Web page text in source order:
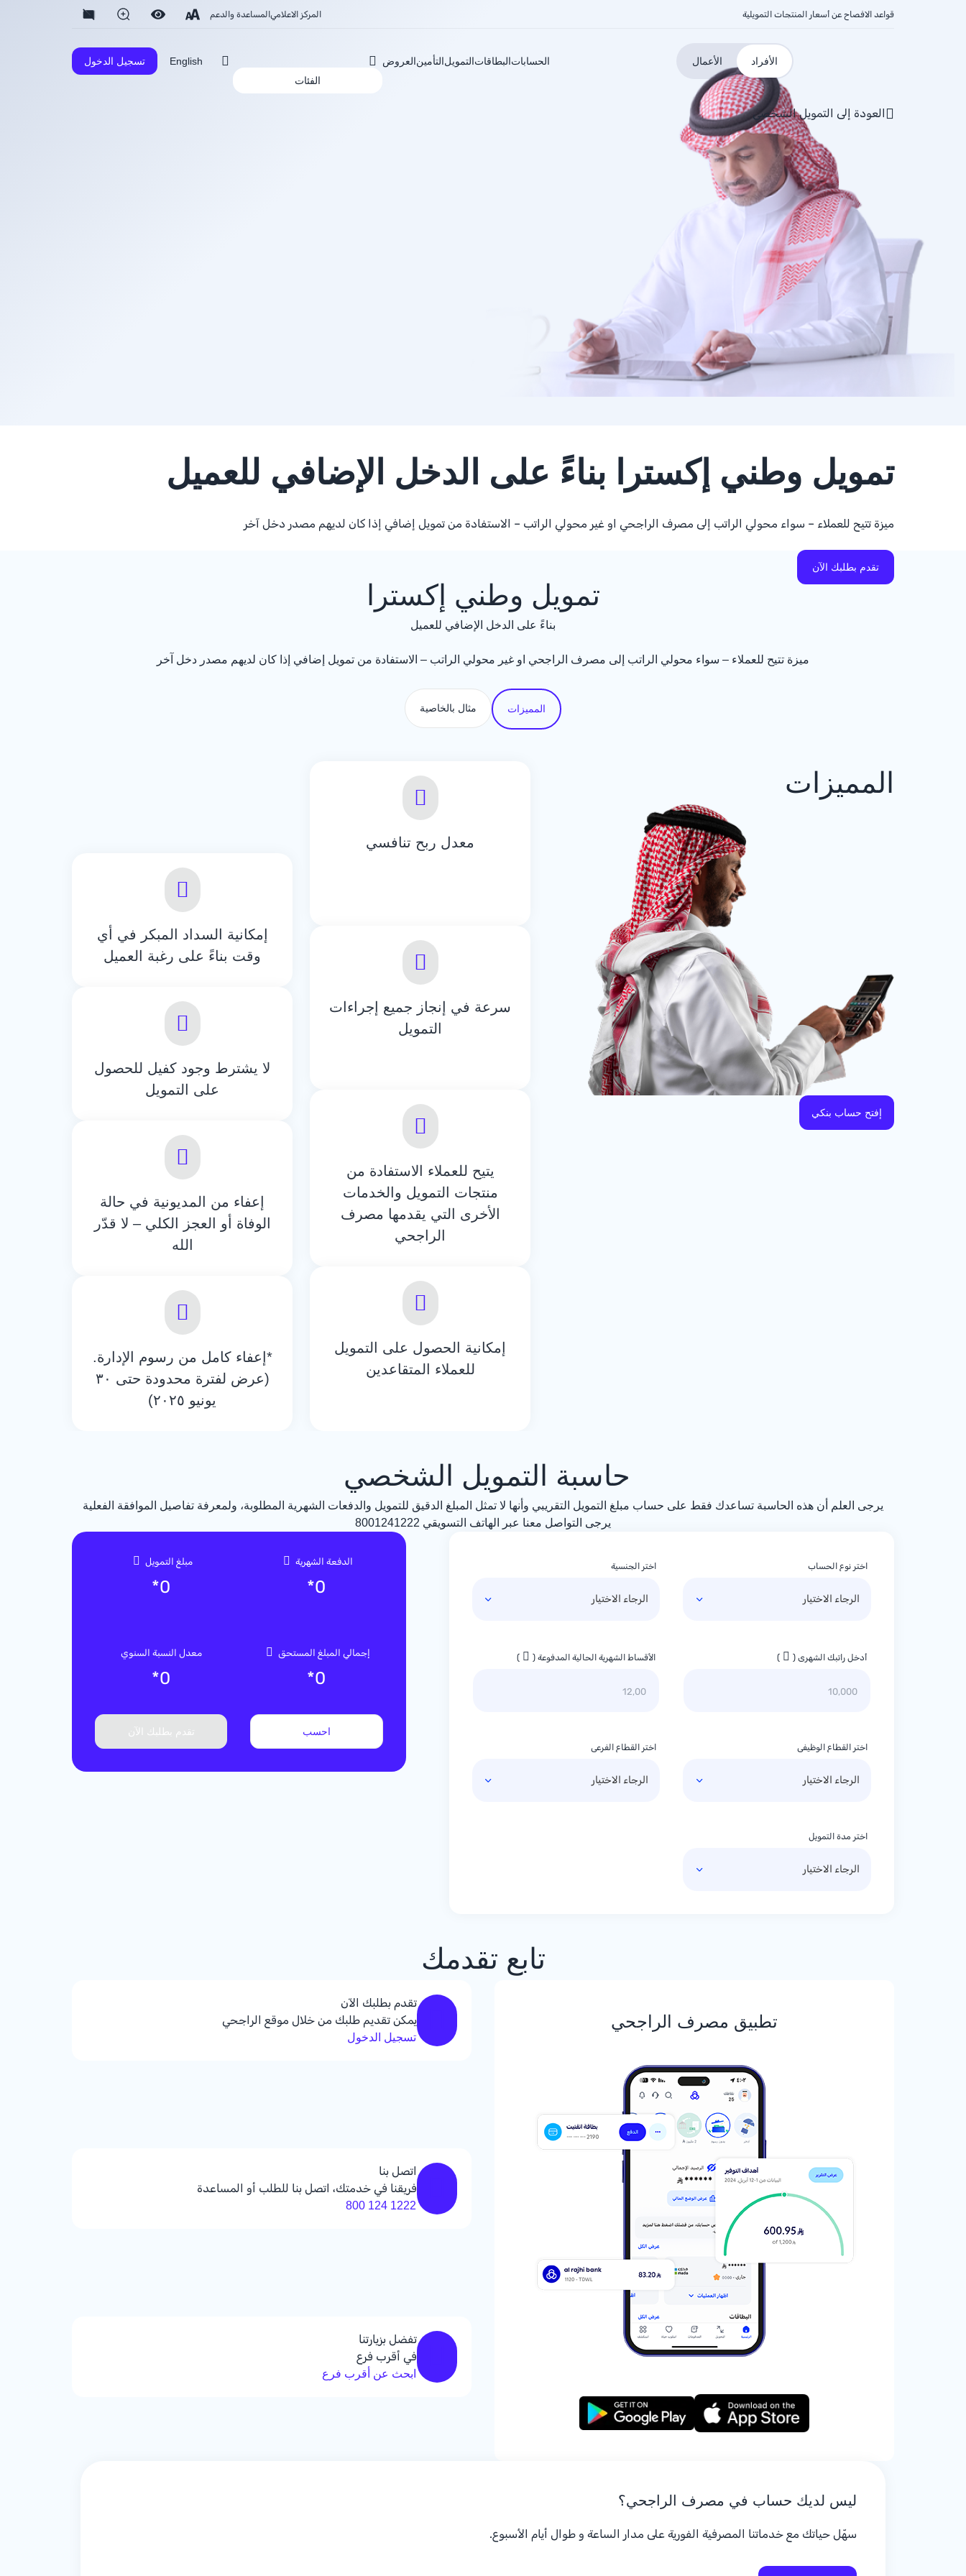
قواعد الافصاح عن أسعار المنتجات التمويلية المركز الاعلاميالمساعدة والدعم
الأفراد الأعمال الحساباتالبطاقاتالتمويلالتأمينالعروض
الفئات
English تسجيل الدخول
العودة إلى التمويل الشخصي
تمويل وطني إكسترا بناءً على الدخل الإضافي للعميل
ميزة تتيح للعملاء – سواء محولي الراتب إلى مصرف الراجحي او غير محولي الراتب – الاستفادة من تمويل إضافي إذا كان لديهم مصدر دخل آخر
تقدم بطلبك الآن
تمويل وطني إكسترا
بناءً على الدخل الإضافي للعميل
ميزة تتيح للعملاء – سواء محولي الراتب إلى مصرف الراجحي او غير محولي الراتب – الاستفادة من تمويل إضافي إذا كان لديهم مصدر دخل آخر
المميزات مثال بالخاصية
المميزات
إفتح حساب بنكي
معدل ربح تنافسي
سرعة في إنجاز جميع إجراءات
التمويل
يتيح للعملاء الاستفادة من
منتجات التمويل والخدمات
الأخرى التي يقدمها مصرف
الراجحي
إمكانية الحصول على التمويل
للعملاء المتقاعدين
إمكانية السداد المبكر في أي
وقت بناءً على رغبة العميل
لا يشترط وجود كفيل للحصول
على التمويل
إعفاء من المديونية في حالة
الوفاة أو العجز الكلي – لا قدّر
الله
*إعفاء كامل من رسوم الإدارة.
(عرض لفترة محدودة حتى ٣٠
يونيو ٢٠٢٥)
حاسبة التمويل الشخصي
يرجى العلم أن هذه الحاسبة تساعدك فقط على حساب مبلغ التمويل التقريبي وأنها لا تمثل المبلغ الدقيق للتمويل والدفعات الشهرية المطلوبة، ولمعرفة تفاصيل الموافقة الفعلية
يرجى التواصل معنا عبر الهاتف التسويقي 8001241222
اختر نوع الحساب اختر الجنسية
أدخل راتبك الشهري ( ) الأقساط الشهرية الحالية المدفوعة ( )
اختر القطاع الوظيفي اختر القطاع الفرعي
اختر مدة التمويل
الدفعة الشهرية
0
*
مبلغ التمويل
0
*
إجمالي المبلغ المستحق
0
*
معدل النسبة السنوي
0
*
احسب تقدم بطلبك الآن
تابع تقدمك
تطبيق مصرف الراجحي
تقدم بطلبك الآن
يمكن تقديم طلبك من خلال موقع الراجحي
تسجيل الدخول
اتصل بنا
فريقنا في خدمتك، اتصل بنا للطلب أو المساعدة
1222 124 800
تفضل بزيارتنا
في أقرب فرع
ابحث عن أقرب فرع
ليس لديك حساب في مصرف الراجحي؟
سهّل حياتك مع خدماتنا المصرفية الفورية على مدار الساعة و طوال أيام الأسبوع.